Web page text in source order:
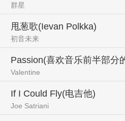
群星
甩葱歌(Ievan Polkka)
初音未来
Passion(喜欢音乐前半部分
Valentine
If I Could Fly(电吉他)
Joe Satriani